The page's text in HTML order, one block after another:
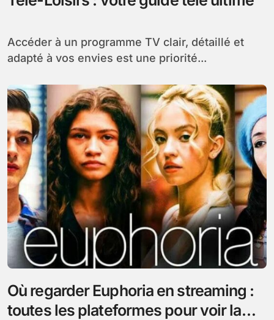
Accéder à un programme TV clair, détaillé et
adapté à vos envies est une priorité...
Où regarder Euphoria en streaming :
toutes les plateformes pour voir la